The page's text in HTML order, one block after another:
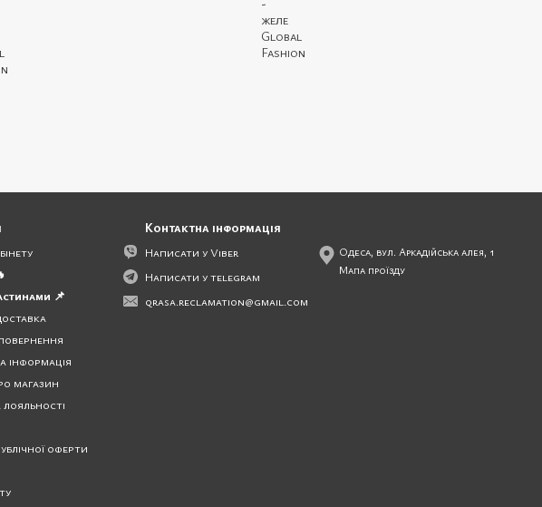
📌
інформація
магазин
оферти
Контактна інформація
Написати у Viber
Написати у telegram
qrasa.reclamation@gmail.com
Одеса, вул. Аркадійська алея, 1
Мапа проїзду